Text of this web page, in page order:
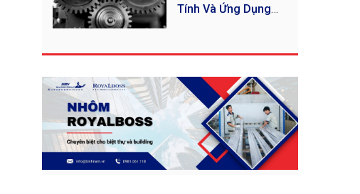
Tính Và Ứng Dụng